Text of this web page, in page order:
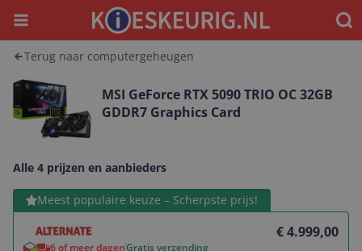
Menu
Terug naar computergeheugen
MSI GeForce RTX 5090 TRIO OC 32GB
GDDR7 Graphics Card
Alle 4 prijzen en aanbieders
Meest populaire keuze – Scherpste prijs!
€ 4.999,00
6 of meer dagenGratis verzending
Bekijk product